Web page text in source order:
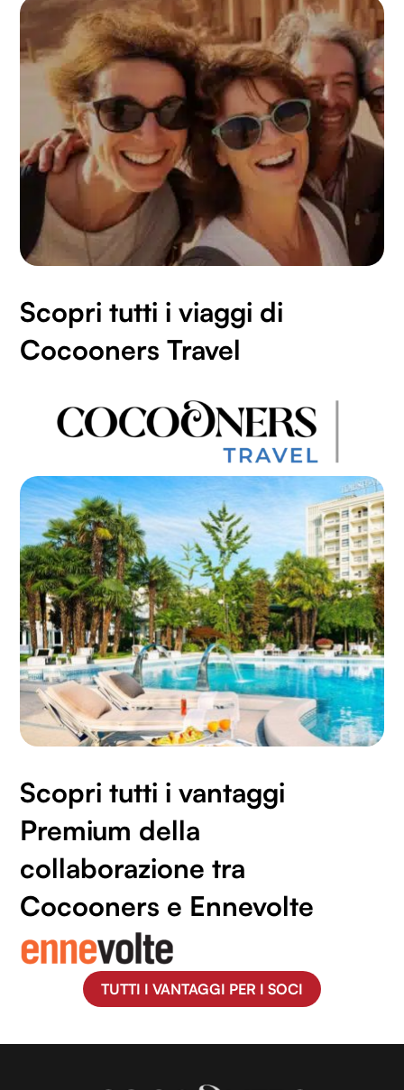
Scopri tutti i viaggi di
Cocooners Travel
Scopri tutti i vantaggi
Premium della
collaborazione tra
Cocooners e Ennevolte
TUTTI I VANTAGGI PER I SOCI